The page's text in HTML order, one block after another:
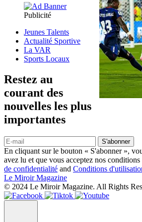
Publicité
Jeunes Talents
Actualité Sportive
La VAR
Sports Locaux
Restez au
courant des
nouvelles les plus
importantes
S'abonner
En cliquant sur le bouton « S'abonner »,
avez lu et que vous acceptez nos
de confidentialité and Conditions
Le Miroir Magazine
© 2024 Le Miroir Magazine. All Rights